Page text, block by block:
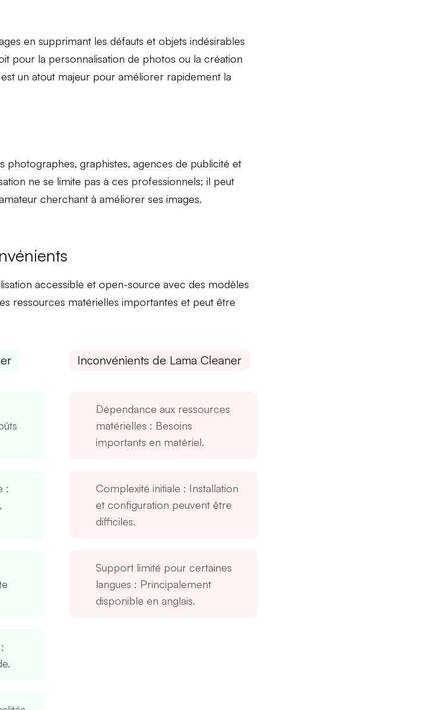
en supprimant les défauts et objets indésirables
pour la personnalisation de photos ou la création
un atout majeur pour améliorer rapidement la
photographes, graphistes, agences de publicité et
ne se limite pas à ces professionnels; il peut
cherchant à améliorer ses images.
accessible et open-source avec des modèles
ressources matérielles importantes et peut être
:
:
Inconvénients de Lama Cleaner
Dépendance aux ressources
matérielles : Besoins
importants en matériel.
Complexité initiale : Installation
et configuration peuvent être
difficiles.
Support limité pour certaines
langues : Principalement
disponible en anglais.